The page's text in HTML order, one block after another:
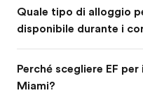
Quale tipo di alloggio
disponibile durante i
Perché scegliere EF
Miami?